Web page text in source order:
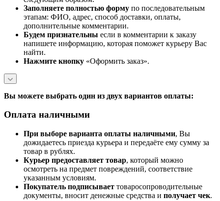
Заполняете полностью форму по последовательным
этапам: ФИО, адрес, способ доставки, оплаты,
дополнительные комментарии.
Будем признательны если в комментарии к заказу
напишете информацию, которая поможет курьеру Вас
найти.
Нажмите кнопку «Оформить заказ».
Вы можете выбрать один из двух вариантов оплаты:
Оплата наличными
При выборе варианта оплаты наличными, Вы
дожидаетесь приезда курьера и передаёте ему сумму за
товар в рублях.
Курьер предоставляет товар, который можно
осмотреть на предмет повреждений, соответствие
указанным условиям.
Покупатель подписывает товаросопроводительные
документы, вносит денежные средства и получает чек.